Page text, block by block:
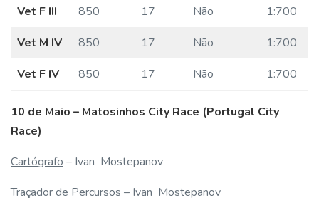
Vet F III
850 17 Não
1:700
Vet M IV
850 17 Não
1:700
Vet F IV
850 17 Não 1:700
10 de Maio – Matosinhos City Race (Portugal City
Race)
Cartógrafo – Ivan Mostepanov
Traçador de Percursos – Ivan Mostepanov